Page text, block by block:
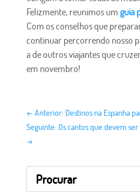
Felizmente, reunimos um guia
Com os conselhos que
continuar percorrendo nosso
a de outros viajantes que
em novembro!
← Anterior: Destinos na Espanha
Seguinte: Os cantos que devem
→